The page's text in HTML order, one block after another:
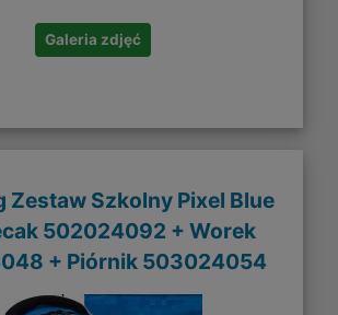
Galeria zdjęć
Zestaw Szkolny Pixel Blue
502024092 + Worek
+ Piórnik 503024054